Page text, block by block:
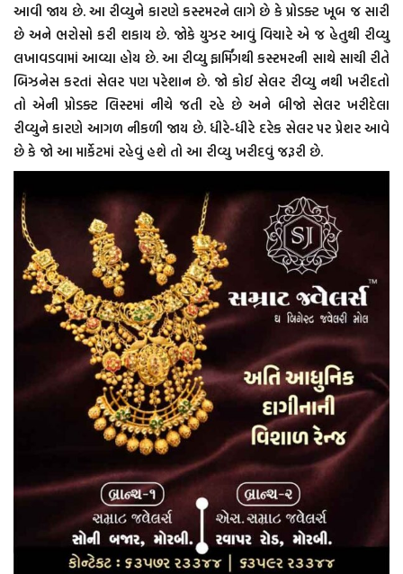
આવી જાય છે. આ રીવ્યુને કારણે કસ્ટમરને લાગે છે કે પ્રોડક્ટ ખૂબ જ સારી
છે અને ભરોસો કરી શકાય છે. જોકે યુઝર આવું વિચારે એ જ હેતુથી રીવ્યુ
લખાવડવામાં આવ્યા હોય છે. આ રીવ્યુ ફાર્મિંગથી કસ્ટમરની સાથે સાચી રીતે
બિઝનેસ કરતાં સેલર પણ પરેશાન છે. જો કોઈ સેલર રીવ્યુ નથી ખરીદતો
તો એની પ્રોડક્ટ લિસ્ટમાં નીચે જતી રહે છે અને બીજો સેલર ખરીદેલા
રીવ્યુને કારણે આગળ નીકળી જાય છે. ધીરે-ધીરે દરેક સેલર પર પ્રેશર આવે
છે કે જો આ માર્કેટમાં રહેવું હશે તો આ રીવ્યુ ખરીદવું જરૂરી છે.